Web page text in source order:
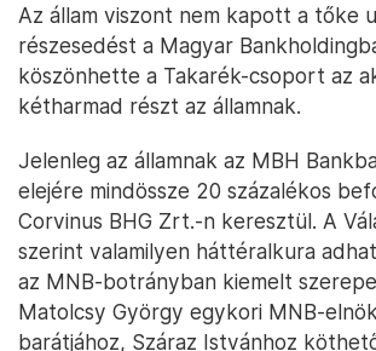
Az állam viszont nem kapott a tőke
részesedést a Magyar
köszönhette a Takarék-csoport az
kétharmad részt az államnak.
Jelenleg az államnak az MBH
elejére mindössze 20 százalékos
Corvinus BHG Zrt.-n keresztül. A
szerint valamilyen háttéralkura
az MNB-botrányban kiemelt
Matolcsy György egykori MNB-
barátjához, Száraz Istvánhoz